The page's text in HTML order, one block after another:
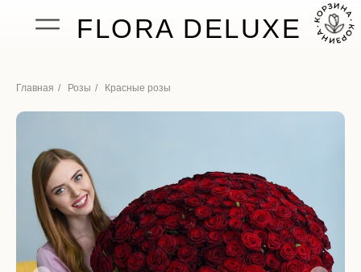
FLORA DELUXE
Главная / Розы / Красные розы